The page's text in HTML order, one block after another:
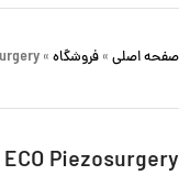
صفحه اصلی » فروشگاه »
Piezosurgery